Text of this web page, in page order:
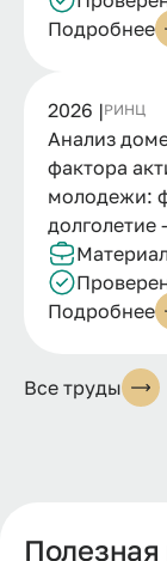
Подробнее
2026 |РИНЦ
Анализ
фактора
молодежи:
долголетие
Подробнее
Все труды